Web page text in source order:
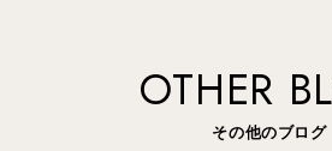
OTHER
その他のブログ